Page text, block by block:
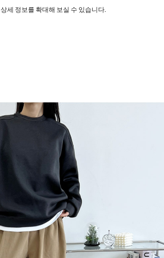
상세 정보를 확대해 보실 수 있습니다.